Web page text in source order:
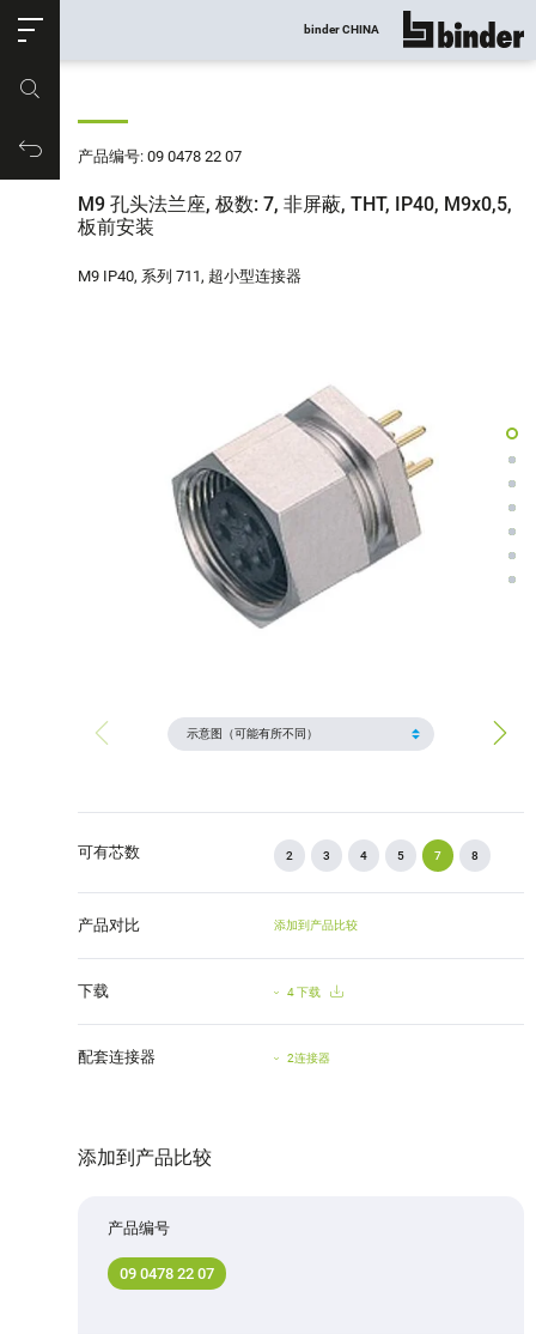
购物车
binder CHINA 显示所有
产品编号: 09 0478 22 07
M9 孔头法兰座, 极数: 7, 非屏蔽, THT, IP40, M9x0,5,
板前安装
M9 IP40, 系列 711, 超小型连接器
可有芯数 2 3 4 5 7 8
产品对比 添加到产品比较
下载 4 下载
配套连接器 2连接器
添加到产品比较
产品编号
09 0478 22 07